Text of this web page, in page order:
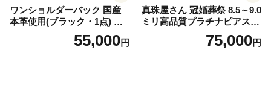
ワンショルダーバック 国産
本革使用(ブラック・1点) 鞄
バック バッグ カバン レザー
国産 日本製 牛革 黒 革 革製
55,000円
真珠屋さん 冠婚葬祭 8.5～9.0
ミリ高品質プラチナピアス P
t900 志摩産アコヤ真珠 ブラ
ックパール 黒真珠75,000円